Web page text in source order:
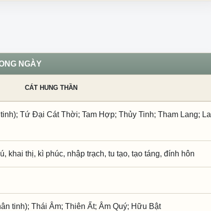
NGÀY
CÁT HUNG THẦN
Tứ Đại Cát Thời; Tam Hợp; Thủy Tinh; Tham Lang; La
khai thị, kì phúc, nhập trạch, tu tạo, tạo táng, đính hôn
tinh); Thái Âm; Thiên Ất; Âm Quý; Hữu Bật